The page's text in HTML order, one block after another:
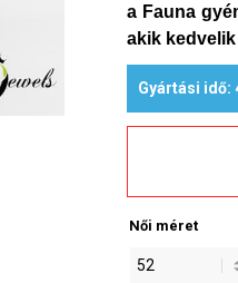
a Fauna
akik
Gyártási idő:
Női méret